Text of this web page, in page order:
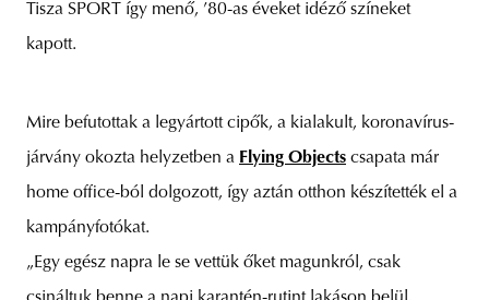
Tisza SPORT így menő, ’80-as éveket idéző színeket
kapott.
Mire befutottak a legyártott cipők, a kialakult, koronavírus-
járvány okozta helyzetben a Flying Objects csapata már
home office-ból dolgozott, így aztán otthon készítették el a
kampányfotókat.
„Egy egész napra le se vettük őket magunkról, csak